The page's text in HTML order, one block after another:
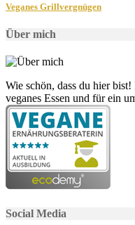
Veganes Grillvergnügen
Über mich
Wie schön, dass du hier
veganes Essen und für ein
Social Media